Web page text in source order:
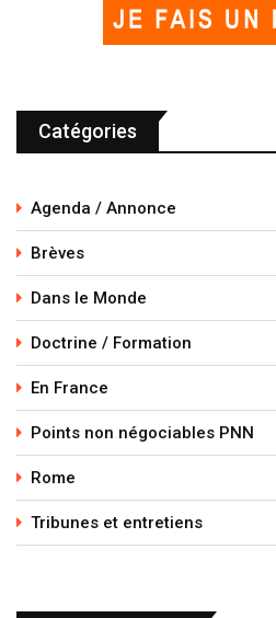
Catégories
Agenda / Annonce
Brèves
Dans le Monde
Doctrine / Formation
En France
Points non négociables PNN
Rome
Tribunes et entretiens